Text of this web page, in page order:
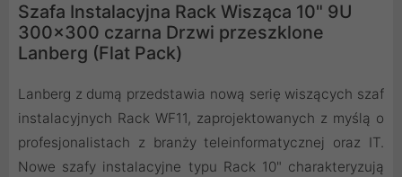
Szafa Instalacyjna Rack Wisząca 10" 9U
300x300 czarna Drzwi przeszklone
Lanberg (Flat Pack)
Lanberg z dumą przedstawia nową serię wiszących szaf
instalacyjnych Rack WF11, zaprojektowanych z myślą o
profesjonalistach z branży teleinformatycznej oraz IT.
Nowe szafy instalacyjne typu Rack 10" charakteryzują